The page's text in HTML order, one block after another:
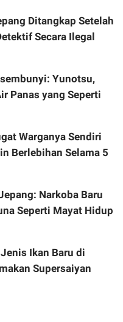
Ditangkap Setelah
Secara Ilegal
Yunotsu,
Panas yang Seperti
Warganya Sendiri
Berlebihan Selama 5
Narkoba Baru
Seperti Mayat Hidup
Ikan Baru di
Supersaiyan